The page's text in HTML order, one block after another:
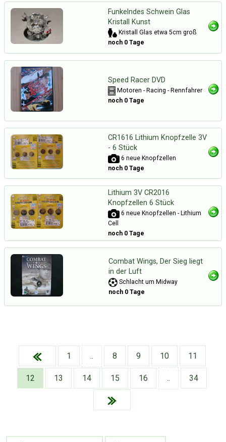
Funkelndes Schwein Glas
Kristall Kunst
Kristall Glas etwa 5cm groß
noch 0 Tage
Speed Racer DVD
Motoren - Racing - Rennfahrer
noch 0 Tage
CR1616 Lithium Knopfzelle 3V
- 6 Stück
6 neue Knopfzellen
noch 0 Tage
Lithium 3V CR2016
Knopfzellen 6 Stück
6 neue Knopfzellen - Lithium
Cell
noch 0 Tage
Combat Wings, Der Sieg liegt
in der Luft
Schlacht um Midway
noch 0 Tage
1 .. 8 9 10 11
12 13 14 15 16 .. 34